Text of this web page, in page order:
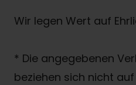
Wir legen Wert auf
* Die angegebenen
beziehen sich nicht